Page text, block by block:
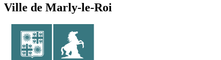
Ville de Marly-le-Roi